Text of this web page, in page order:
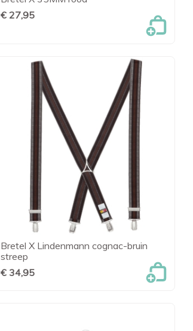
 Snel bekijken
€ 27,95
 Snel bekijken
Bretel X Lindenmann cognac-bruin
streep
€ 34,95